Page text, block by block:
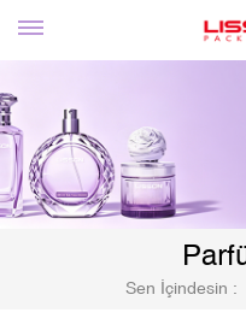
Sen İçindesin :